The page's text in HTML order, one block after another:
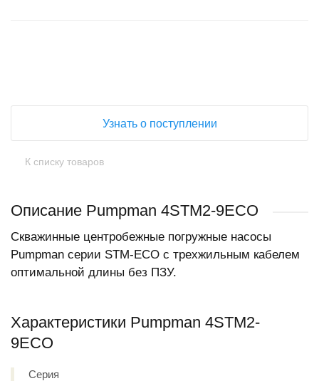
Узнать о поступлении
К списку товаров
Описание Pumpman 4STM2-9ECO
Скважинные центробежные погружные насосы
Pumpman серии STM-ECO с трехжильным кабелем
оптимальной длины без ПЗУ.
Характеристики Pumpman 4STM2-
9ECO
Серия